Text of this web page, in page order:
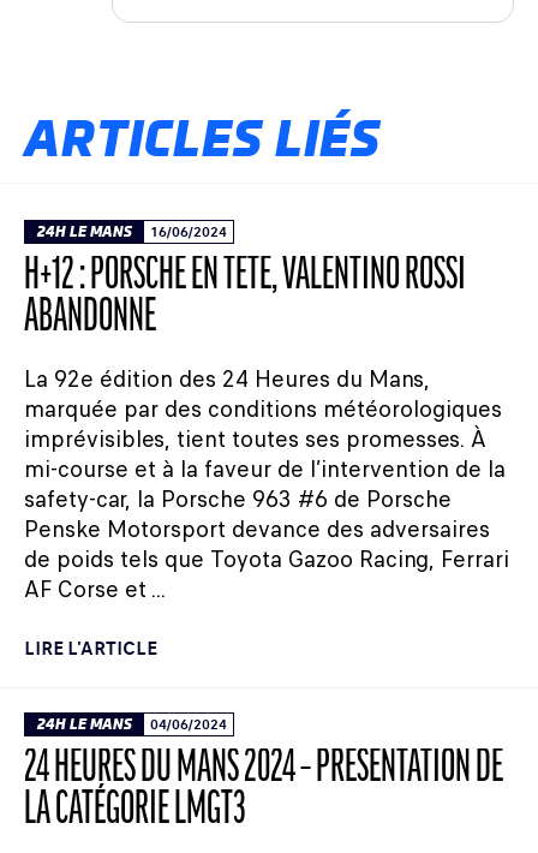
ARTICLES LIÉS
24H LE MANS 16/06/2024
H+12 : PORSCHE EN TÊTE, VALENTINO ROSSI
ABANDONNE
La 92e édition des 24 Heures du Mans,
marquée par des conditions météorologiques
imprévisibles, tient toutes ses promesses. À
mi-course et à la faveur de l’intervention de la
safety-car, la Porsche 963 #6 de Porsche
Penske Motorsport devance des adversaires
de poids tels que Toyota Gazoo Racing, Ferrari
AF Corse et ...
LIRE L'ARTICLE
24H LE MANS 04/06/2024
24 HEURES DU MANS 2024 – PRÉSENTATION DE
LA CATÉGORIE LMGT3